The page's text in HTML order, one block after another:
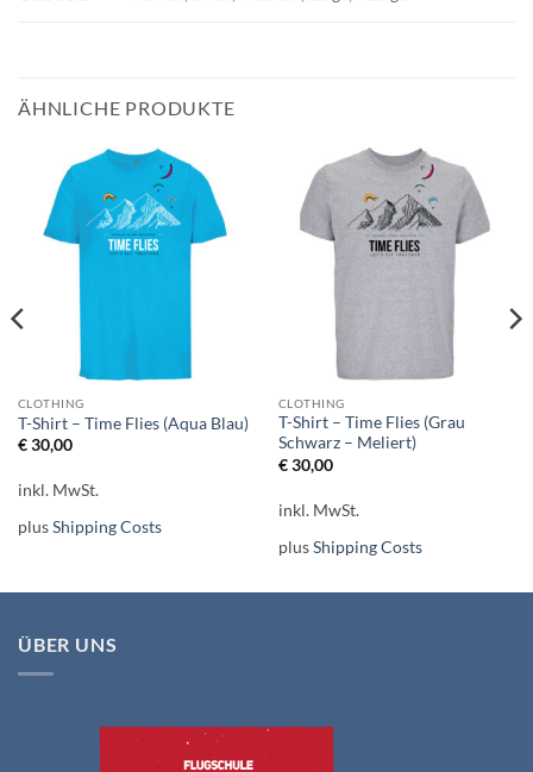
ÄHNLICHE PRODUKTE
CLOTHING
T-Shirt – Time Flies (Aqua Blau)
€30,00
inkl. MwSt.
plusShipping Costs
CLOTHING
T-Shirt – Time Flies (Grau
Schwarz – Meliert)
€30,00
inkl. MwSt.
plusShipping Costs
ÜBER UNS